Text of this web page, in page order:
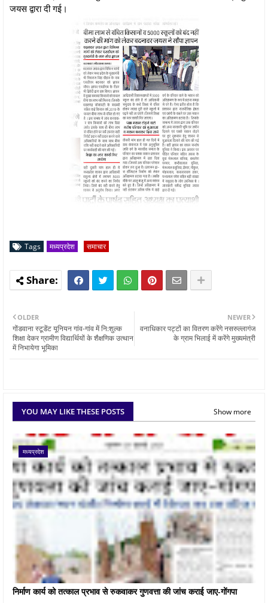
जयस द्वारा दी गई।
Tags मध्यप्रदेश समाचार
NEWER
वनाधिकार पट्टों का वितरण करेंगे नसरुल्लागंज
के ग्राम भिलाई में करेंगे मुख्यमंत्री
OLDER
गोंडवाना स्टूडेंट यूनियन गांव-गांव में नि:शुल्क
शिक्षा देकर ग्रामीण विद्यार्थियों के शैक्षणिक उत्थान
में निभायेगा भूमिका
YOU MAY LIKE THESE POSTS Show more
मध्यप्रदेश
निर्माण कार्य को तत्काल प्रभाव से रुकवाकर गुणवत्ता की जांच कराई जाए-गोंगपा